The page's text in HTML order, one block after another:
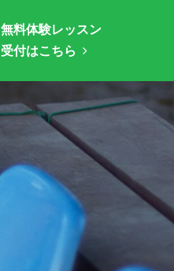
無料体験レッスン
受付はこちら